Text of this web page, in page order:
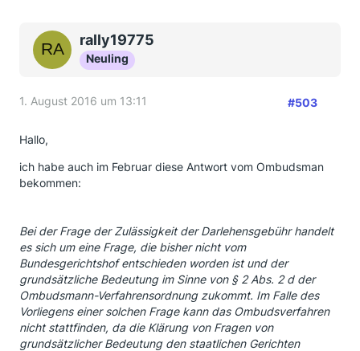
drücke ich immer noch allen die Daumen und höffe,
dass die Sache auch für Euch noch gut ausgeht!
Lasst doch von Euch hören, am besten eine
Gruß , nottele
rally19775
Neuling
1. August 2016 um 13:11 #503
Hallo,
ich habe auch im Februar diese Antwort vom Ombudsman
bekommen:
Bei der Frage der Zulässigkeit der Darlehensgebühr handelt
es sich um eine Frage, die bisher nicht vom
Bundesgerichtshof entschieden worden ist und der
grundsätzliche Bedeutung im Sinne von § 2 Abs. 2 d der
Ombudsmann-Verfahrensordnung zukommt. Im Falle des
Vorliegens einer solchen Frage kann das Ombudsverfahren
nicht stattfinden, da die Klärung von Fragen von
grundsätzlicher Bedeutung den staatlichen Gerichten